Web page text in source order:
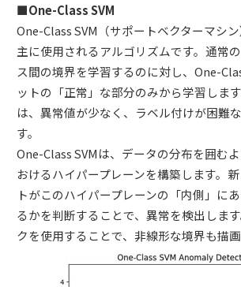
■One-Class SVM
One-Class SVM（サポートベクターマシ
主に使用されるアルゴリズムです。通常
ス間の境界を学習するのに対し、One-
ットの「正常」な部分のみから学習しま
は、異常値が少なく、ラベル付けが困難
す。
One-Class SVMは、データの分布を囲む
おけるハイパープレーンを構築します。
トがこのハイパープレーンの「内側」に
るかを判断することで、異常を検出しま
クを使用することで、非線形な境界も描画